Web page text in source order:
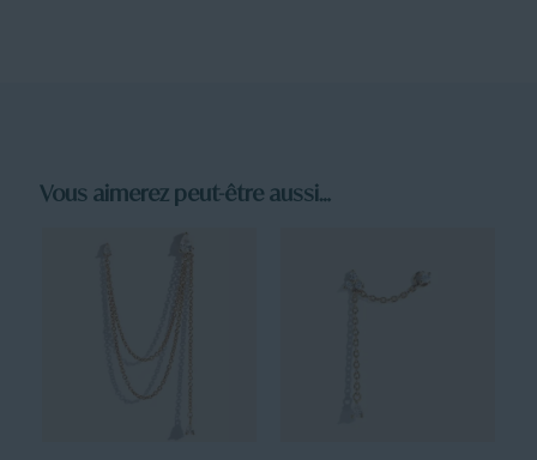
Vous aimerez peut-être aussi…